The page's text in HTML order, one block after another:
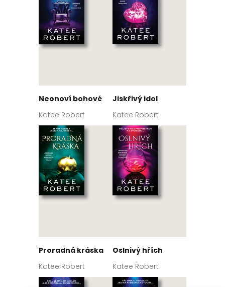
Neonoví bohové
Katee Robert
Jiskřivý idol
Katee Robert
Proradná kráska
Katee Robert
Oslnivý hřích
Katee Robert